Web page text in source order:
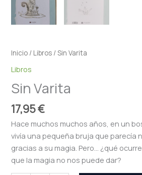
Inicio / Libros / Sin Varita
Libros
Sin Varita
17,95€
Hace muchos muchos años, en un
vivía una pequeña bruja que parecía
gracias a su magia. Pero… ¿qué
que la magia no nos puede dar?